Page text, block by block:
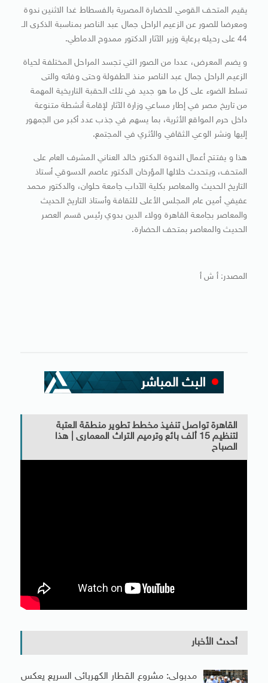
يقيم المتحف القومي للحضارة المصرية بالفسطاط غدا الاثنين ندوة
ومعرضا للصور عن الزعيم الراحل جمال عبد الناصر بمناسبة الذكرى الـ
44 على رحيله برعاية وزير الآثار الدكتور ممدوح الدماطي.
و يضم المعرض، عددا من الصور التي تجسد المراحل المختلفة لحياة
الزعيم الراحل جمال عبد الناصر منذ الطفولة وحتى وفاته والتى
تسلط الضوء على كل ما هو جديد في تلك الحقبة التاريخية المهمة
من تاريخ مصر في إطار مساعي وزارة الآثار لإقامة أنشطة متنوعة
داخل حرم المواقع الأثرية، بما يسهم في جذب عدد أكبر من الجمهور
إليها ونشر الوعي الثقافي والأثري في المجتمع.
هذا و يفتتح أعمال الندوة الدكتور خالد العناني المشرف العام على
المتحف، ويتحدث خلالها المؤرخان الدكتور عاصم الدسوقي أستاذ
التاريخ الحديث والمعاصر بكلية الآداب جامعة حلوان، والدكتور محمد
عفيفي أمين عام المجلس الأعلى للثقافة وأستاذ التاريخ الحديث
والمعاصر بجامعة القاهرة وولاء الدين بدوي رئيس قسم العصر
الحديث والمعاصر بمتحف الحضارة.
المصدر: أ ش أ
القاهرة تواصل تنفيذ مخطط تطوير منطقة العتبة
لتنظيم 15 ألف بائع وترميم التراث المعمارى | هذا
الصباح
أحدث الأخبار
مدبولى: مشروع القطار الكهربائى السريع يعكس